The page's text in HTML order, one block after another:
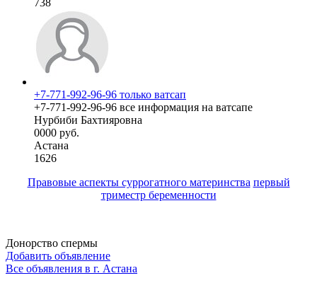
738
+7-771-992-96-96 только ватсап
+7-771-992-96-96 все информация на ватсапе
Нурбиби Бахтияровна
0000 руб.
Астана
1626
Правовые аспекты суррогатного материнства первый
триместр беременности
Донорство спермы
Добавить объявление
Все объявления в г. Астана